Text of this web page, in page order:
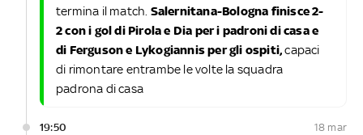
termina il match. Salernitana-Bologna finisce 2-
2 con i gol di Pirola e Dia per i padroni di casa e
di Ferguson e Lykogiannis per gli ospiti,capaci
di rimontare entrambe le volte la squadra
padrona di casa
19:50 18 mar